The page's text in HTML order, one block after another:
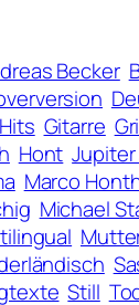
Becker
Gitarre
Hont
Marco
Michael
Still